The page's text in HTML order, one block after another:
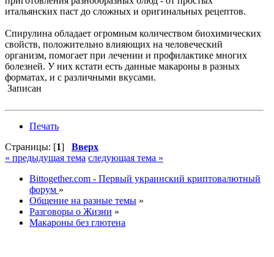
итальянских паст до сложных и оригинальных рецептов.
Спирулина обладает огромным количеством биохимических
свойств, положительно влияющих на человеческий
организм, помогает при лечении и профилактике многих
болезней. У них кстати есть данные макароны в разных
форматах, и с различными вкусами.
Записан
Печать
Страницы: [1] Вверх
« предыдущая тема следующая тема »
Bittogether.com - Первый украинский криптовалютный
форум »
Общение на разные темы »
Разговоры о Жизни »
Макароны без глютена